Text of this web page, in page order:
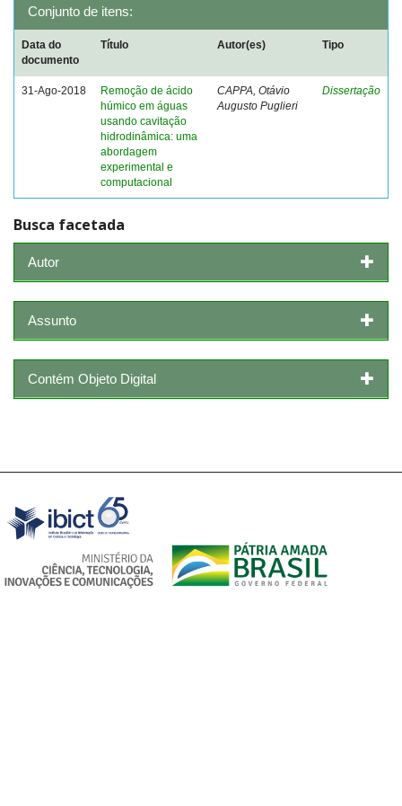
Conjunto de itens:
Data do
documento
Título Autor(es) Tipo
31-Ago-2018
Remoção de ácido
húmico em águas
usando cavitação
hidrodinâmica: uma
abordagem
experimental e
computacional
CAPPA, Otávio
Augusto Puglieri
Dissertação
Busca facetada
Autor
Assunto
Contém Objeto Digital